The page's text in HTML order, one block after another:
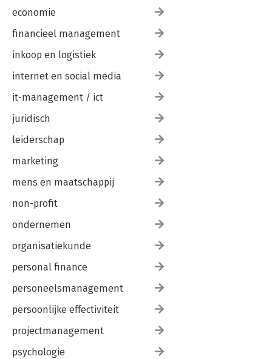
economie
financieel management
inkoop en logistiek
internet en social media
it-management / ict
juridisch
leiderschap
marketing
mens en maatschappij
non-profit
ondernemen
organisatiekunde
personal finance
personeelsmanagement
persoonlijke effectiviteit
projectmanagement
psychologie